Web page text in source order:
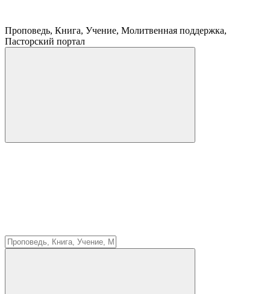
Проповедь, Книга, Учение, Молитвенная поддержка,
Пасторский портал